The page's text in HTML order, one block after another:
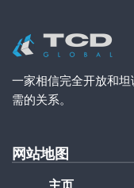
一家相信完全开放和
需的关系。
网站地图